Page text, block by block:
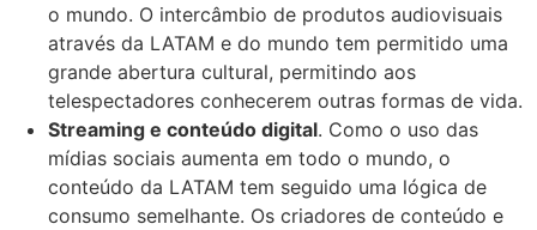
o mundo. O intercâmbio de produtos audiovisuais
através da LATAM e do mundo tem permitido uma
grande abertura cultural, permitindo aos
telespectadores conhecerem outras formas de vida.
Streaming e conteúdo digital. Como o uso das
mídias sociais aumenta em todo o mundo, o
conteúdo da LATAM tem seguido uma lógica de
consumo semelhante. Os criadores de conteúdo e